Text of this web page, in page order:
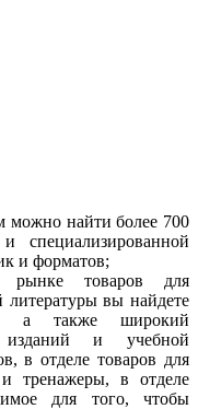
найти более 700
специализированной
и форматов;
товаров для
литературы вы найдете
а также широкий
изданий и учебной
в отделе товаров для
тренажеры, в отделе
для того, чтобы